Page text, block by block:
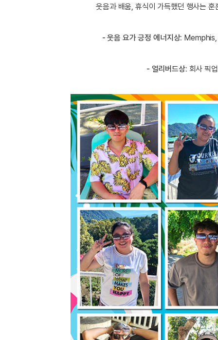
웃음과 배움, 휴식이 가득했던 행사는
- 웃음 요가 긍정 에너지상: Memphis,
- 얼리버드상: 회사 픽